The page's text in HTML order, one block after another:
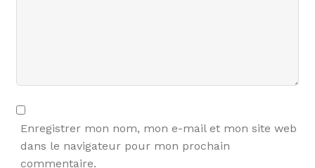
Enregistrer mon nom, mon e-mail et mon site web
dans le navigateur pour mon prochain
commentaire.